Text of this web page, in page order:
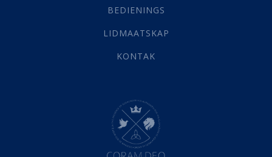
Selfondersoek(1)
Werk(22)
(142)
Hemel (31)
Israel (14)
Millennium(1)
BEDIENINGS
LIDMAATSKAP
KONTAK